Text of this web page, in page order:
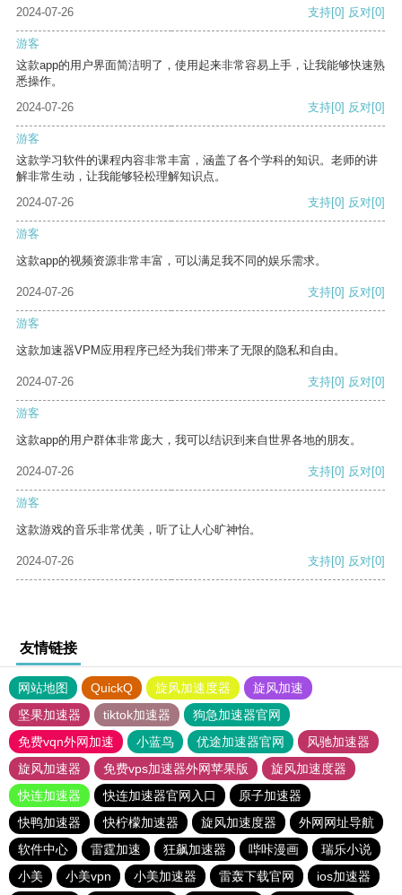
2024-07-26 支持[0] 反对[0]
游客
这款app的用户界面简洁明了，使用起来非常容易上手，让我能够快速熟
悉操作。
2024-07-26
支持[0] 反对[0]
游客
这款学习软件的课程内容非常丰富，涵盖了各个学科的知识。老师的讲
解非常生动，让我能够轻松理解知识点。
2024-07-26
支持[0] 反对[0]
游客
这款app的视频资源非常丰富，可以满足我不同的娱乐需求。
2024-07-26 支持[0] 反对[0]
游客
这款加速器VPM应用程序已经为我们带来了无限的隐私和自由。
2024-07-26 支持[0] 反对[0]
游客
这款app的用户群体非常庞大，我可以结识到来自世界各地的朋友。
2024-07-26 支持[0] 反对[0]
游客
这款游戏的音乐非常优美，听了让人心旷神怡。
2024-07-26 支持[0] 反对[0]
友情链接
网站地图 QuickQ 旋风加速度器
旋风加速
坚果加速器
tiktok加速器
狗急加速器官网
免费vqn外网加速
小蓝鸟 优途加速器官网
风驰加速器
旋风加速器
免费vps加速器外网苹果版
旋风加速度器
快连加速器
快连加速器官网入口
原子加速器
快鸭加速器
快柠檬加速器 旋风加速度器
外网网址导航
软件中心
雷霆加速 狂飙加速器 哔咔漫画
瑞乐小说
小美
小美vpn 小美加速器 雷轰下载官网
ios加速器